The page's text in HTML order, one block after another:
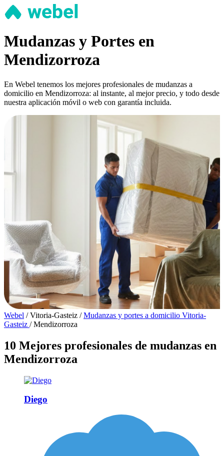
Mudanzas y Portes en
Mendizorroza
En Webel tenemos los mejores profesionales de mudanzas a
domicilio en Mendizorroza: al instante, al mejor precio, y todo desde
nuestra aplicación móvil o web con garantía incluida.
Webel / Vitoria-Gasteiz / Mudanzas y portes a domicilio Vitoria-
Gasteiz / Mendizorroza
10 Mejores profesionales de mudanzas en
Mendizorroza
Diego